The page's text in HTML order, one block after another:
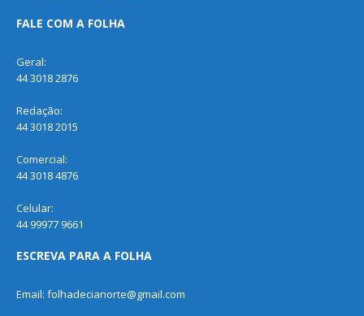
FALE COM A FOLHA
Geral:
44 3018 2876
Redação:
44 3018 2015
Comercial:
44 3018 4876
Celular:
44 99977 9661
ESCREVA PARA A FOLHA
Email: folhadecianorte@gmail.com